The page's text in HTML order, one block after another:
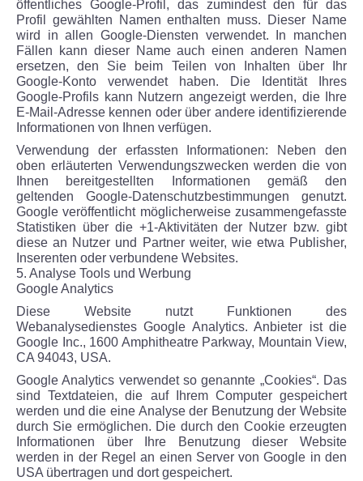
öffentliches Google-Profil, das zumindest den für das
Profil gewählten Namen enthalten muss. Dieser Name
wird in allen Google-Diensten verwendet. In manchen
Fällen kann dieser Name auch einen anderen Namen
ersetzen, den Sie beim Teilen von Inhalten über Ihr
Google-Konto verwendet haben. Die Identität Ihres
Google-Profils kann Nutzern angezeigt werden, die Ihre
E-Mail-Adresse kennen oder über andere identifizierende
Informationen von Ihnen verfügen.
Verwendung der erfassten Informationen: Neben den
oben erläuterten Verwendungszwecken werden die von
Ihnen bereitgestellten Informationen gemäß den
geltenden Google-Datenschutzbestimmungen genutzt.
Google veröffentlicht möglicherweise zusammengefasste
Statistiken über die +1-Aktivitäten der Nutzer bzw. gibt
diese an Nutzer und Partner weiter, wie etwa Publisher,
Inserenten oder verbundene Websites.
5. Analyse Tools und Werbung
Google Analytics
Diese Website nutzt Funktionen des
Webanalysedienstes Google Analytics. Anbieter ist die
Google Inc., 1600 Amphitheatre Parkway, Mountain View,
CA 94043, USA.
Google Analytics verwendet so genannte „Cookies“. Das
sind Textdateien, die auf Ihrem Computer gespeichert
werden und die eine Analyse der Benutzung der Website
durch Sie ermöglichen. Die durch den Cookie erzeugten
Informationen über Ihre Benutzung dieser Website
werden in der Regel an einen Server von Google in den
USA übertragen und dort gespeichert.